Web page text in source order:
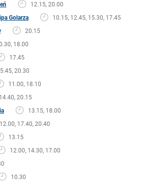
12.15, 20.00
Golarza
10.15, 12.45, 15.30, 17.45
20.15
18.00
17.45
20.30
11.00, 18.10
14.40, 20.15
13.15, 18.00
12.00, 17.40, 20.40
13.15
12.00, 14.30, 17.00
10.30